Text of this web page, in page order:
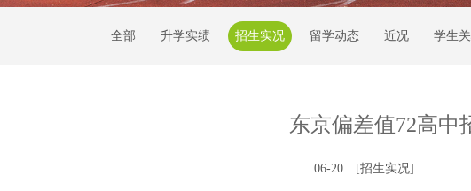
全部 升学实绩 招生实况 留学动态 近况 学生
东京偏差值72高中
06-20 [招生实况]